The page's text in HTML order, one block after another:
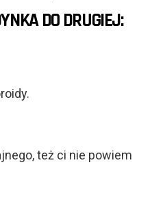
DO DRUGIEJ:
też ci nie powiem